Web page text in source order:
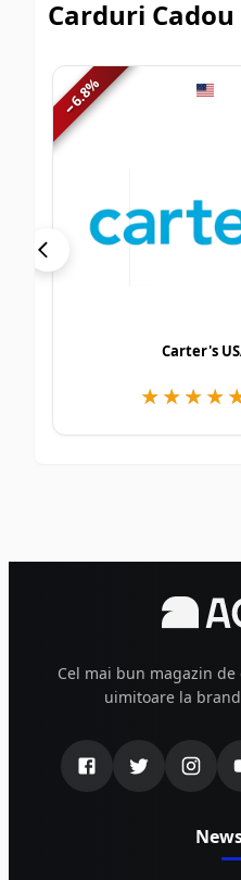
Carduri
−
6.8
%
Carter's
Cel mai bun magazin
uimitoare la